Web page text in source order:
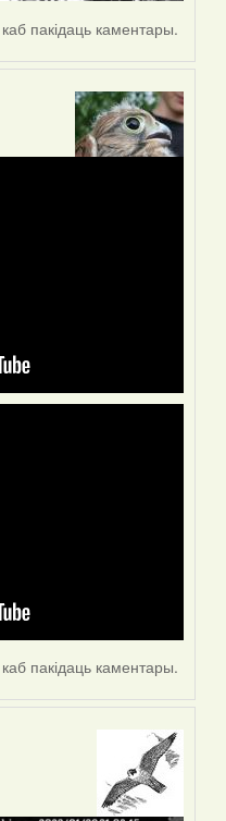
каб пакідаць каментары.
каб пакідаць каментары.